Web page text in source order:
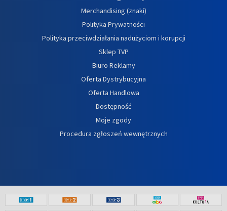
Merchandising (znaki)
Polityka Prywatności
Polityka przeciwdziałania nadużyciom i korupcji
Sklep TVP
Biuro Reklamy
Oferta Dystrybucyjna
Oferta Handlowa
Dostępność
Moje zgody
Procedura zgłoszeń wewnętrznych